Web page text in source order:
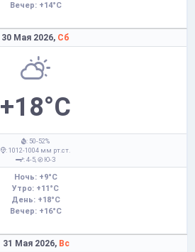
Вечер: +14°C
30 Мая 2026, Сб
+18°C
: 50-52%
: 1012-1004 мм рт.ст.
: 4-5,
Ю-З
Ночь: +9°C
Утро: +11°C
День: +18°C
Вечер: +16°C
31 Мая 2026, Вс